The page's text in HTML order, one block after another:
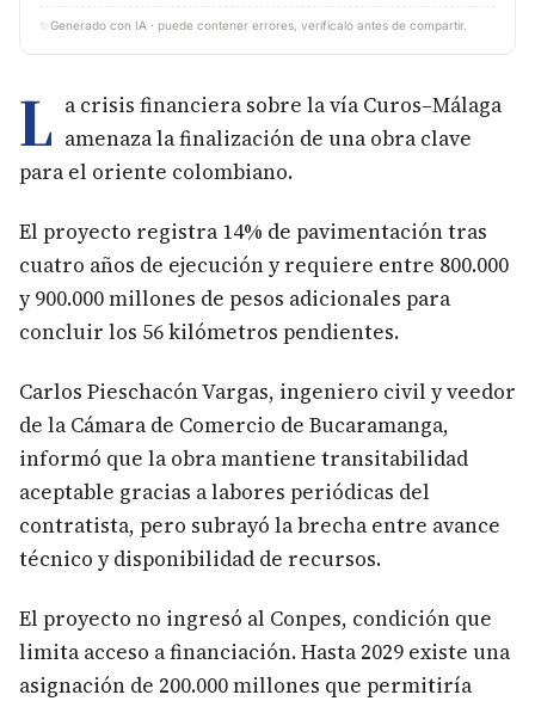
✨ Generado con IA · puede contener errores, verifícalo antes de compartir.
L a crisis financiera sobre la vía Curos–Málaga
amenaza la finalización de una obra clave
para el oriente colombiano.
El proyecto registra 14% de pavimentación tras
cuatro años de ejecución y requiere entre 800.000
y 900.000 millones de pesos adicionales para
concluir los 56 kilómetros pendientes.
Carlos Pieschacón Vargas, ingeniero civil y veedor
de la Cámara de Comercio de Bucaramanga,
informó que la obra mantiene transitabilidad
aceptable gracias a labores periódicas del
contratista, pero subrayó la brecha entre avance
técnico y disponibilidad de recursos.
El proyecto no ingresó al Conpes, condición que
limita acceso a financiación. Hasta 2029 existe una
asignación de 200.000 millones que permitiría